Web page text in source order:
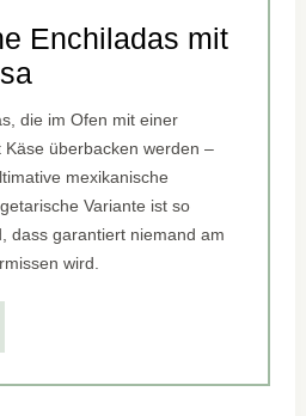
Enchiladas mit
die im Ofen mit einer
überbacken werden –
mexikanische
Variante ist so
dass garantiert niemand am
wird.